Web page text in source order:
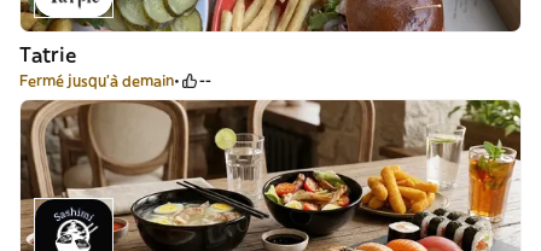
Tatrie
Fermé jusqu'à demain --